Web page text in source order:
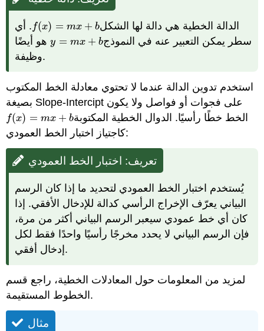
الدالة الخطية هي دالة لها الشكل f(x) = mx + b
f(x)= mx+b
. أي
سطر يمكن التعبير عنه في النموذج
y = mx + b
y =mx+b
هو أيضًا
وظيفة.
استخدم تدوين الدالة عندما لا تحتوي معادلة الخط المكتوب
بصيغة Slope-Intercipt على فجوات أو فواصل ولا يكون
الخط خطًا رأسيًا. الدوال الخطية المكتوبة
f(x) = mx + b
f(x)= mx+b
كاجتياز اختبار الخط العمودي:
تعريف: اختبار الخط العمودي
يُستخدم اختبار الخط العمودي لتحديد ما إذا كان الرسم
البياني يعرّف الإخراج الرأسي كدالة للإدخال الأفقي. إذا
كان أي خط عمودي سيعبر الرسم البياني أكثر من مرة،
فإن الرسم البياني لا يحدد مخرجًا رأسيًا واحدًا فقط لكل
إدخال أفقي.
لمزيد من المعلومات حول المعادلات الخطية، راجع قسم
الخطوط المستقيمة.
مثال